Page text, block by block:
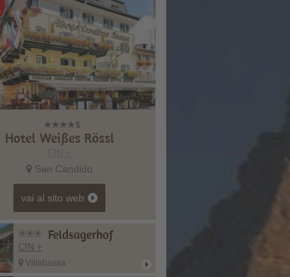
Hotel Weißes Rössl
San Candido
vai al sito web
Feldsagerhof
CIN +
Villabassa